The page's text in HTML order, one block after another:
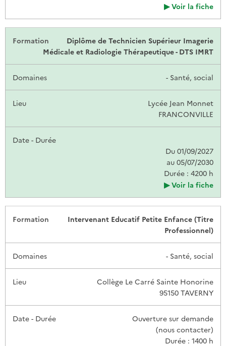
Voir la fiche
Diplôme de Technicien Supérieur Imagerie
Médicale et Radiologie Thérapeutique - DTS IMRT
- Santé, social
Lycée Jean Monnet
FRANCONVILLE
Du 01/09/2027
au 05/07/2030
Durée : 4200 h
Voir la fiche
Intervenant Educatif Petite Enfance (Titre
Professionnel)
- Santé, social
Collège Le Carré Sainte Honorine
95150 TAVERNY
Ouverture sur demande
(nous contacter)
Durée : 1400 h